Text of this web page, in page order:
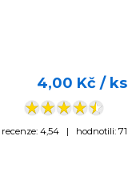
4,00 Kč/ ks
recenze: 4,54 | hodnotili: 71